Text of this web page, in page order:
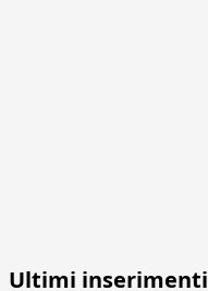
Ultimi inserimenti